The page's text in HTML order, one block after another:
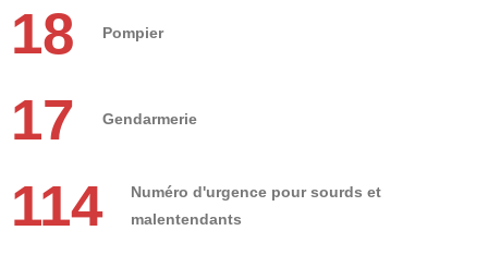
18 Pompier
17 Gendarmerie
114
Numéro d'urgence pour sourds et
malentendants